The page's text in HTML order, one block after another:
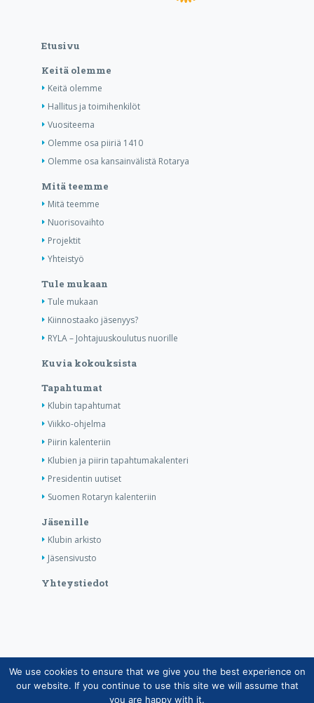
Etusivu
Keitä olemme
Keitä olemme
Hallitus ja toimihenkilöt
Vuositeema
Olemme osa piiriä 1410
Olemme osa kansainvälistä Rotarya
Mitä teemme
Mitä teemme
Nuorisovaihto
Projektit
Yhteistyö
Tule mukaan
Tule mukaan
Kiinnostaako jäsenyys?
RYLA – Johtajuuskoulutus nuorille
Kuvia kokouksista
Tapahtumat
Klubin tapahtumat
Viikko-ohjelma
Piirin kalenteriin
Klubien ja piirin tapahtumakalenteri
Presidentin uutiset
Suomen Rotaryn kalenteriin
Jäsenille
Klubin arkisto
Jäsensivusto
Yhteystiedot
Copyright © Suomen Rotarypalvelu ry 2026 |
Jäsentietojärjestelmän tietosuojaseloste|Henkilötietojen
We use cookies to ensure that we give you the best experience on
our website. If you continue to use this site we will assume that
you are happy with it.